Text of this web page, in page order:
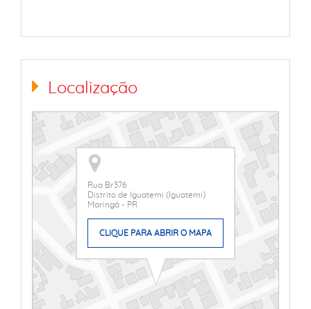
Localização
Rua Br376
Distrito de Iguatemi (Iguatemi)
Maringá - PR
CLIQUE PARA ABRIR O MAPA